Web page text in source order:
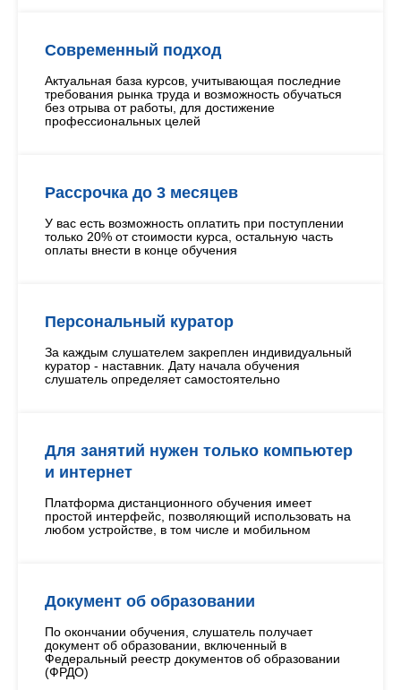
Современный подход
Актуальная база курсов, учитывающая последние
требования рынка труда и возможность обучаться
без отрыва от работы, для достижение
профессиональных целей
Рассрочка до 3 месяцев
У вас есть возможность оплатить при поступлении
только 20% от стоимости курса, остальную часть
оплаты внести в конце обучения
Персональный куратор
За каждым слушателем закреплен индивидуальный
куратор - наставник. Дату начала обучения
слушатель определяет самостоятельно
Для занятий нужен только компьютер
и интернет
Платформа дистанционного обучения имеет
простой интерфейс, позволяющий использовать на
любом устройстве, в том числе и мобильном
Документ об образовании
По окончании обучения, слушатель получает
документ об образовании, включенный в
Федеральный реестр документов об образовании
(ФРДО)